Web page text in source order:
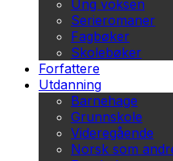
Ung voksen
Serieromaner
Fagbøker
Skolebøker
Forfattere
Utdanning
Barnehage
Grunnskole
Videregående
Norsk som